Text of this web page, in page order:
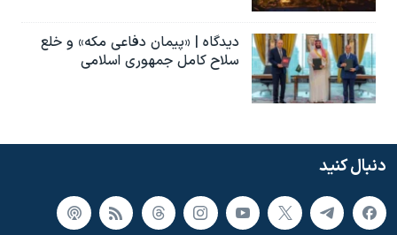
دیدگاه | «پیمان دفاعی مکه» و خلع
سلاح کامل جمهوری اسلامی
دنبال کنید